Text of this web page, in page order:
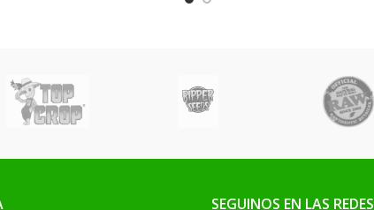
SEGUINOS EN LAS REDES